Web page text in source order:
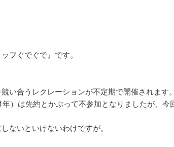
フぐでぐで』です。
い合うレクレーションが不定期で開催されます
）は先約とかぶって不参加となりましたが、今
ないといけないわけですが。